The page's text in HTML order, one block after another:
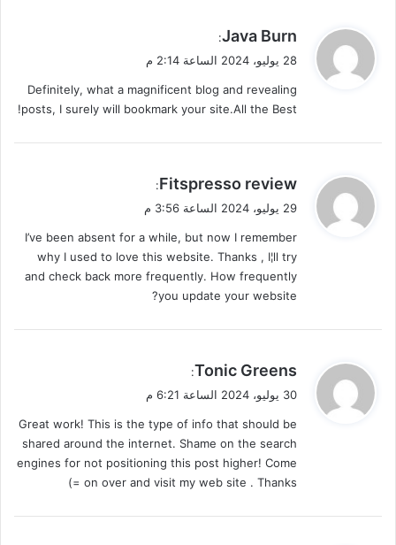
ي
ق
ل
Java Burn
:
28 يوليو، 2024 الساعة 2:14 م
Definitely, what a magnificent blog and revealing
posts, I surely will bookmark your site.All the Best!
ي
ق
ل
Fitspresso review
:
29 يوليو، 2024 الساعة 3:56 م
I’ve been absent for a while, but now I remember
why I used to love this website. Thanks , I¦ll try
and check back more frequently. How frequently
you update your website?
ي
ق
ل
Tonic Greens
:
30 يوليو، 2024 الساعة 6:21 م
Great work! This is the type of info that should be
shared around the internet. Shame on the search
engines for not positioning this post higher! Come
on over and visit my web site . Thanks =)